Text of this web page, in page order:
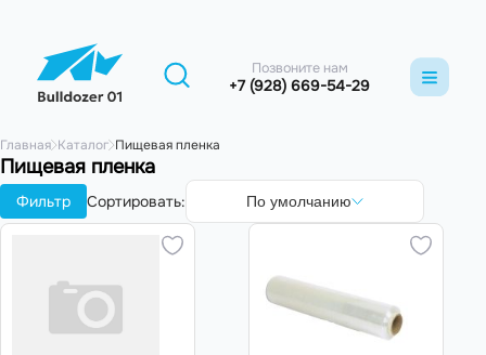
Позвоните нам
+7 (928) 669-54-29
Главная Каталог Пищевая пленка
Пищевая пленка
Фильтр Сортировать: По умолчанию